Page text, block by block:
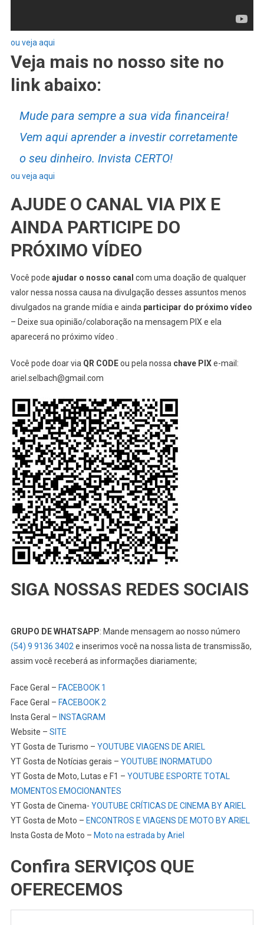
ou veja aqui
Veja mais no nosso site no
link abaixo:
Mude para sempre a sua vida financeira!
Vem aqui aprender a investir corretamente
o seu dinheiro. Invista CERTO!
ou veja aqui
AJUDE O CANAL VIA PIX E
AINDA PARTICIPE DO
PRÓXIMO VÍDEO
Você pode ajudar o nosso canal com uma doação de qualquer
valor nessa nossa causa na divulgação desses assuntos menos
divulgados na grande mídia e ainda participar do próximo vídeo
– Deixe sua opinião/colaboração na mensagem PIX e ela
aparecerá no próximo vídeo .
Você pode doar via QR CODEou pela nossa chave PIXe-mail:
ariel.selbach@gmail.com
SIGA NOSSAS REDES SOCIAIS
GRUPO DE WHATSAPP: Mande mensagem ao nosso número
(54) 9 9136 3402 e inserimos você na nossa lista de transmissão,
assim você receberá as informações diariamente;
Face Geral – FACEBOOK 1
Face Geral – FACEBOOK 2
Insta Geral – INSTAGRAM
Website – SITE
YT Gosta de Turismo – YOUTUBE VIAGENS DE ARIEL
YT Gosta de Notícias gerais – YOUTUBE INORMATUDO
YT Gosta de Moto, Lutas e F1 – YOUTUBE ESPORTE TOTAL
MOMENTOS EMOCIONANTES
YT Gosta de Cinema- YOUTUBE CRÍTICAS DE CINEMA BY ARIEL
YT Gosta de Moto – ENCONTROS E VIAGENS DE MOTO BY ARIEL
Insta Gosta de Moto – Moto na estrada by Ariel
Confira SERVIÇOS QUE
OFERECEMOS